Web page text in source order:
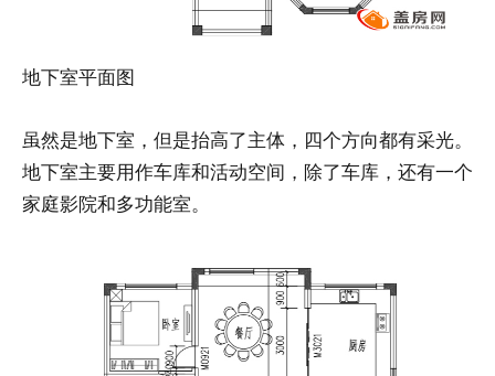
地下室平面图
虽然是地下室，但是抬高了主体，四个方向都有采光。
地下室主要用作车库和活动空间，除了车库，还有一个
家庭影院和多功能室。